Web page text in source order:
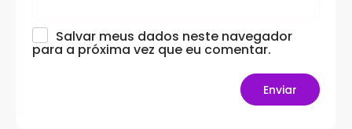
Salvar meus dados neste navegador
para a próxima vez que eu comentar.